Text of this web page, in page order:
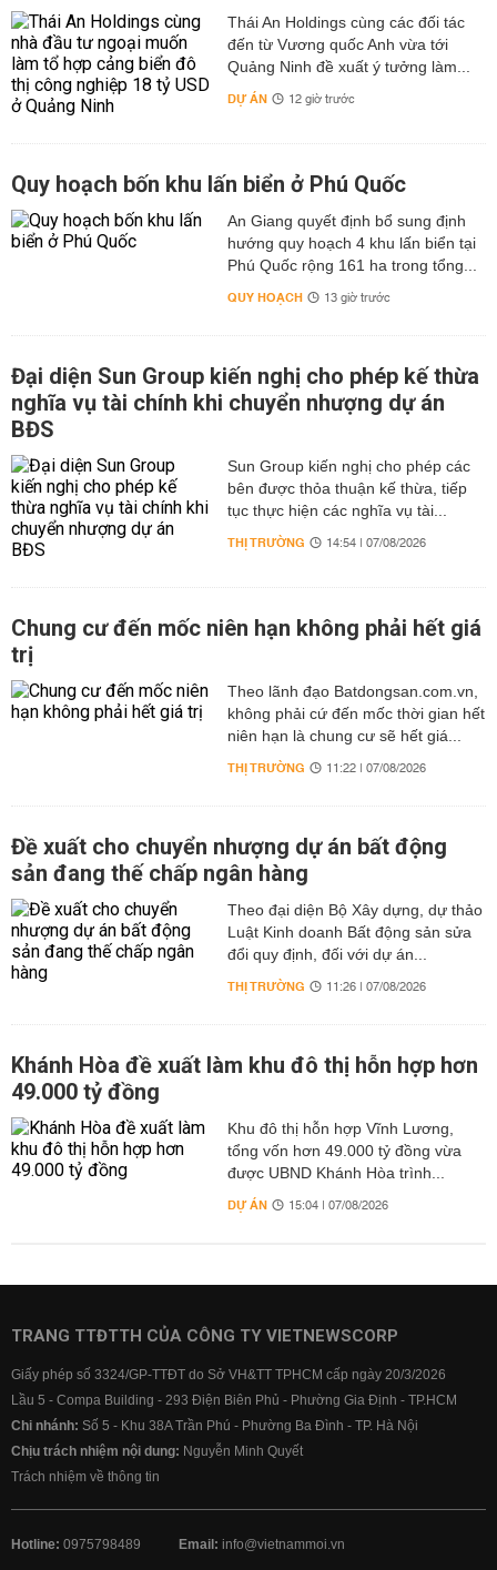
Thái An Holdings cùng các đối tác
đến từ Vương quốc Anh vừa tới
Quảng Ninh đề xuất ý tưởng làm...
DỰ ÁN 12 giờ trước
Quy hoạch bốn khu lấn biển ở Phú Quốc
An Giang quyết định bổ sung định
hướng quy hoạch 4 khu lấn biển tại
Phú Quốc rộng 161 ha trong tổng...
QUY HOẠCH 13 giờ trước
Đại diện Sun Group kiến nghị cho phép kế thừa
nghĩa vụ tài chính khi chuyển nhượng dự án
BĐS
Sun Group kiến nghị cho phép các
bên được thỏa thuận kế thừa, tiếp
tục thực hiện các nghĩa vụ tài...
THỊ TRƯỜNG 14:54 | 07/08/2026
Chung cư đến mốc niên hạn không phải hết giá
trị
Theo lãnh đạo Batdongsan.com.vn,
không phải cứ đến mốc thời gian hết
niên hạn là chung cư sẽ hết giá...
THỊ TRƯỜNG 11:22 | 07/08/2026
Đề xuất cho chuyển nhượng dự án bất động
sản đang thế chấp ngân hàng
Theo đại diện Bộ Xây dựng, dự thảo
Luật Kinh doanh Bất động sản sửa
đổi quy định, đối với dự án...
THỊ TRƯỜNG 11:26 | 07/08/2026
Khánh Hòa đề xuất làm khu đô thị hỗn hợp hơn
49.000 tỷ đồng
Khu đô thị hỗn hợp Vĩnh Lương,
tổng vốn hơn 49.000 tỷ đồng vừa
được UBND Khánh Hòa trình...
DỰ ÁN 15:04 | 07/08/2026
TRANG TTĐTTH CỦA CÔNG TY VIETNEWSCORP
Giấy phép số 3324/GP-TTĐT do Sở VH&TT TPHCM cấp ngày 20/3/2026
Lầu 5 - Compa Building - 293 Điện Biên Phủ - Phường Gia Định - TP.HCM
Chi nhánh: Số 5 - Khu 38A Trần Phú - Phường Ba Đình - TP. Hà Nội
Chịu trách nhiệm nội dung: Nguyễn Minh Quyết
Trách nhiệm về thông tin
Hotline: 0975798489 Email: info@vietnammoi.vn